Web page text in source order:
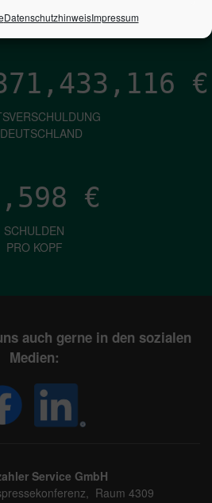
DatenschutzhinweisImpressum
SEKUNDE
€
€
SCHULDEN
PRO KOPF
auch gerne in den sozialen
Medien:
Service GmbH
Raum 4309